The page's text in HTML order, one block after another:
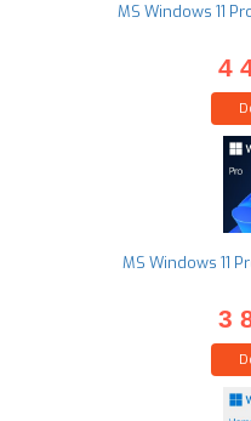
MS Windows 11
4
MS Windows 11
3